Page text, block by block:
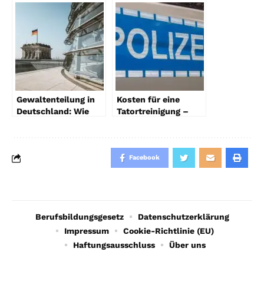
Legalität und Verbot!
Gewaltenteilung in
Deutschland: Wie
Prinzip der drei
Kosten für eine
Tatortreinigung –
Facebook
Berufsbildungsgesetz
Datenschutzerklärung
Impressum
Cookie-Richtlinie (EU)
Haftungsausschluss
Über uns